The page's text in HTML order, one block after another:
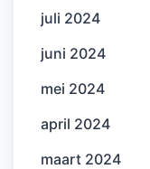
juli 2024
juni 2024
mei 2024
april 2024
maart 2024